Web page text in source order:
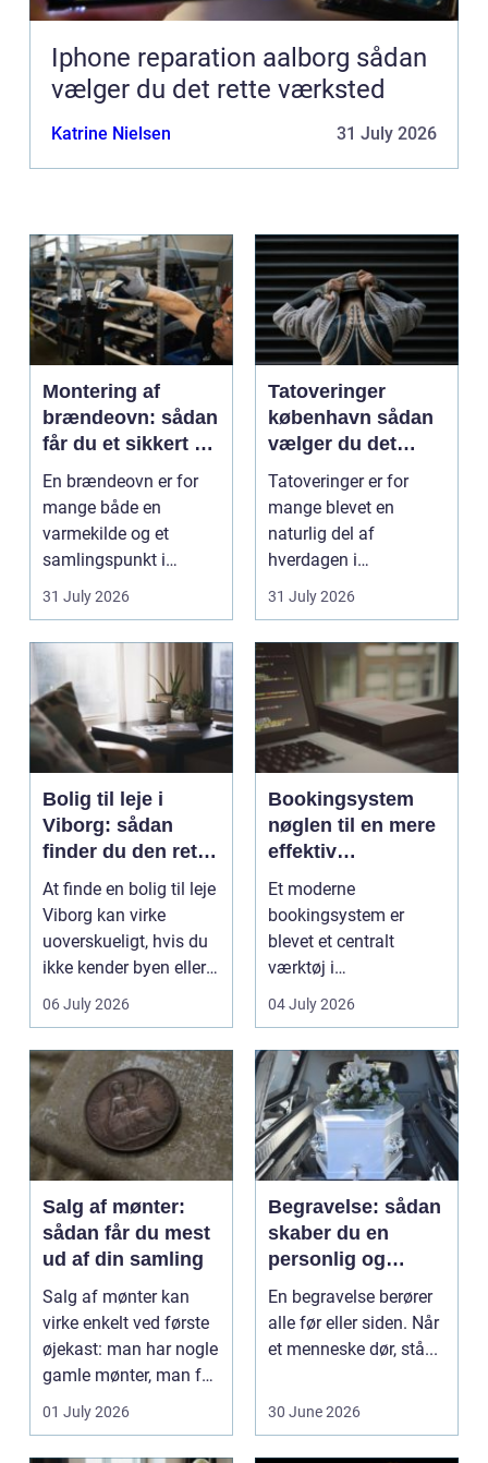
Iphone reparation aalborg sådan
vælger du det rette værksted
Katrine Nielsen 31 July 2026
Montering af
brændeovn: sådan
får du et sikkert og
smukt resultat
En brændeovn er for
mange både en
varmekilde og et
samlingspunkt i
hjemmet. Flammerne
31 July 2026
Tatoveringer
københavn sådan
vælger du det
rigtige studie
Tatoveringer er for
mange blevet en
naturlig del af
hverdagen i
København. Byen er
fyldt med dygtige...
31 July 2026
Bolig til leje i
Viborg: sådan
finder du den rette
lejlighed
At finde en bolig til leje
Viborg kan virke
uoverskueligt, hvis du
ikke kender byen eller
det lokale...
06 July 2026
Bookingsystem
nøglen til en mere
effektiv
klinikhverdag
Et moderne
bookingsystem er
blevet et centralt
værktøj i
sundhedssektoren.
Klinikker, praksis og
beh...
04 July 2026
Salg af mønter:
sådan får du mest
ud af din samling
Salg af mønter kan
virke enkelt ved første
øjekast: man har nogle
gamle mønter, man får
dem vurderet...
01 July 2026
Begravelse: sådan
skaber du en
personlig og
respektfuld afsked
En begravelse berører
alle før eller siden. Når
et menneske dør, stå...
30 June 2026